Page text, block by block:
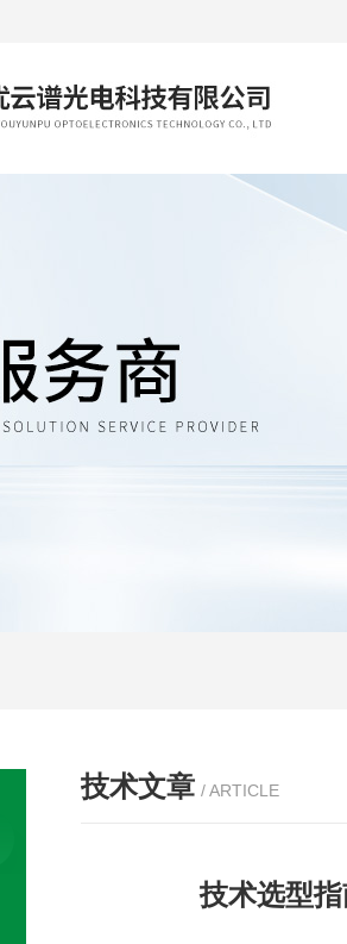
技术文章 / ARTICLE
技术选型